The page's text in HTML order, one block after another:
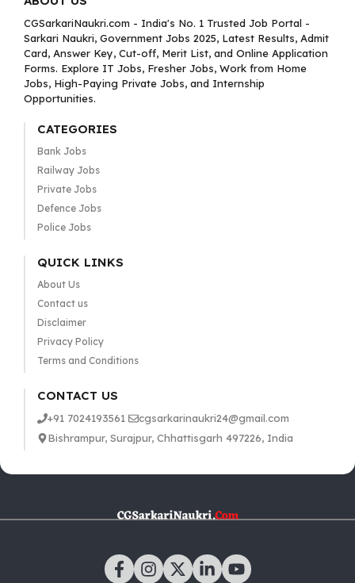
CGSarkariNaukri.com - India's No. 1 Trusted Job Portal -
Sarkari Naukri, Government Jobs 2025, Latest Results, Admit
Card, Answer Key, Cut-off, Merit List, and Online Application
Forms. Explore IT Jobs, Fresher Jobs, Work from Home
Jobs, High-Paying Private Jobs, and Internship
Opportunities.
CATEGORIES
Bank Jobs
Railway Jobs
Private Jobs
Defence Jobs
Police Jobs
QUICK LINKS
About Us
Contact us
Disclaimer
Privacy Policy
Terms and Conditions
CONTACT US
+91 7024193561
cgsarkarinaukri24@gmail.com
Bishrampur, Surajpur, Chhattisgarh 497226, India